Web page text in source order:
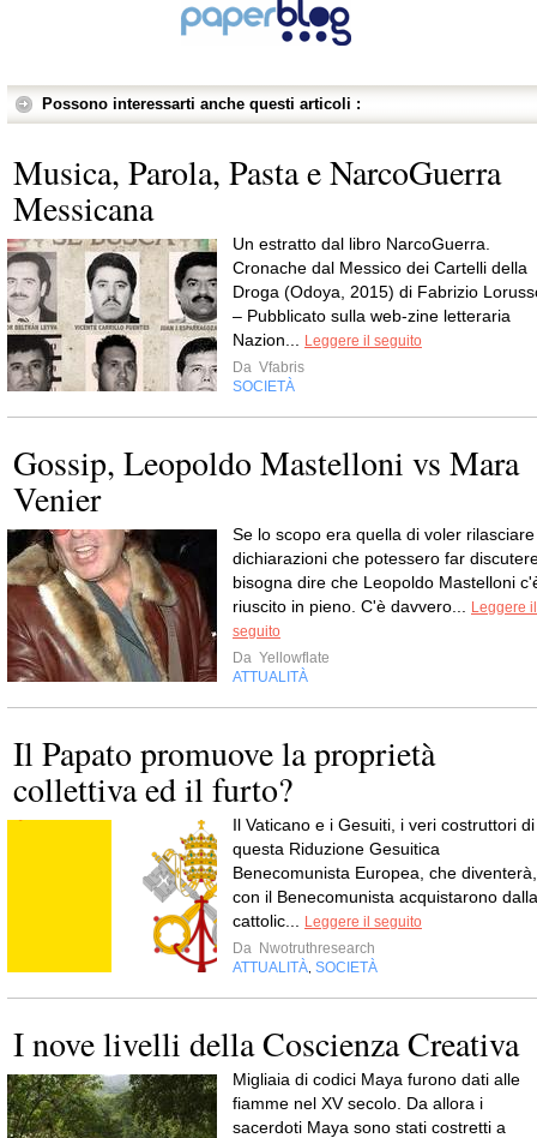
Possono interessarti anche questi articoli :
Musica, Parola, Pasta e NarcoGuerra
Messicana
Un estratto dal libro NarcoGuerra.
Cronache dal Messico dei Cartelli della
Droga (Odoya, 2015) di Fabrizio
– Pubblicato sulla web-zine letteraria
Nazion...
Leggere il seguito
Da Vfabris
SOCIETÀ
Gossip, Leopoldo Mastelloni vs Mara
Venier
Se lo scopo era quella di voler rilasciare
dichiarazioni che potessero far
bisogna dire che Leopoldo Mastelloni
riuscito in pieno. C'è davvero...
Leggere il
seguito
Da Yellowflate
ATTUALITÀ
Il Papato promuove la proprietà
collettiva ed il furto?
Il Vaticano e i Gesuiti, i veri costruttori di
questa Riduzione Gesuitica
Benecomunista Europea, che diventerà,
con il Benecomunista acquistarono dalla
cattolic...
Leggere il seguito
Da Nwotruthresearch
ATTUALITÀ SOCIETÀ
I nove livelli della Coscienza Creativa
Migliaia di codici Maya furono dati alle
fiamme nel XV secolo. Da allora i
sacerdoti Maya sono stati costretti a